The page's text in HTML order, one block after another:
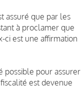
assuré que par les
à proclamer que
ci est une affirmation
possible pour assurer
est devenue